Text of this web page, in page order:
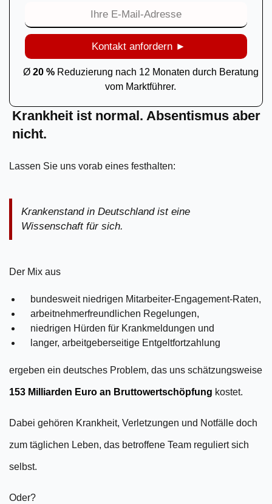
Kontakt anfordern ►
Ø 20 %Reduzierung nach 12 Monaten durch Beratung
vom Marktführer.
Krankheit ist normal. Absentismus aber
nicht.
Lassen Sie uns vorab eines festhalten:
Krankenstand in Deutschland ist eine
Wissenschaft für sich.
Der Mix aus
bundesweit niedrigen Mitarbeiter-Engagement-Raten,
arbeitnehmerfreundlichen Regelungen,
niedrigen Hürden für Krankmeldungen und
langer, arbeitgeberseitige Entgeltfortzahlung
ergeben ein deutsches Problem, das uns schätzungsweise
153 Milliarden Euro an Bruttowertschöpfung kostet.
Dabei gehören Krankheit, Verletzungen und Notfälle doch
zum täglichen Leben, das betroffene Team reguliert sich
selbst.
Oder?